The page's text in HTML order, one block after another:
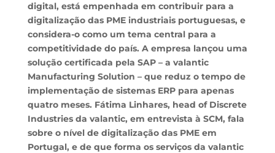
digital, está empenhada em contribuir para a
digitalização das PME industriais portuguesas, e
considera-o como um tema central para a
competitividade do país. A empresa lançou uma
solução certificada pela SAP – a valantic
Manufacturing Solution – que reduz o tempo de
implementação de sistemas ERP para apenas
quatro meses. Fátima Linhares, head of Discrete
Industries da valantic, em entrevista à SCM, fala
sobre o nível de digitalização das PME em
Portugal, e de que forma os serviços da valantic